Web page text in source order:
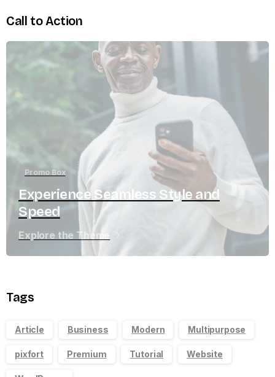
Call to Action
Promo Box
Experience Seamless Style and
Speed
Explore the Theme
Tags
Article Business Modern Multipurpose
pixfort Premium Tutorial Website